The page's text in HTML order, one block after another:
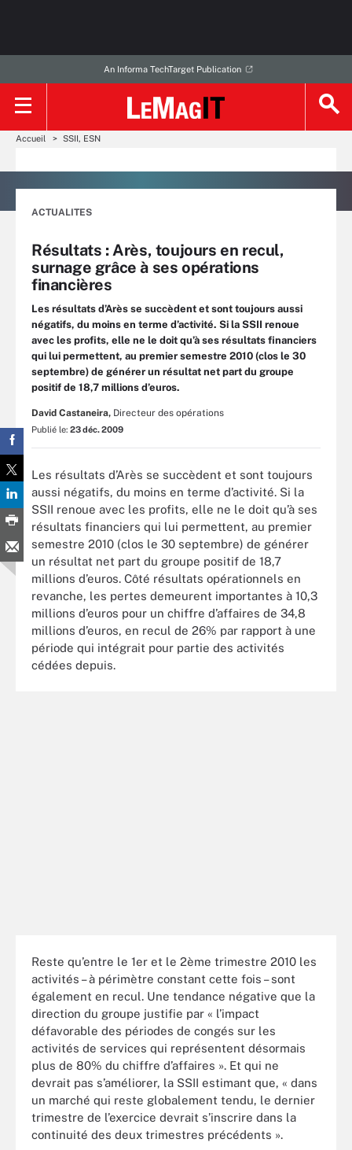
An Informa TechTarget Publication
Accueil SSII, ESN
ACTUALITES
Résultats : Arès, toujours en recul,
surnage grâce à ses opérations
financières
Les résultats d’Arès se succèdent et sont toujours aussi
négatifs, du moins en terme d’activité. Si la SSII renoue
avec les profits, elle ne le doit qu’à ses résultats financiers
qui lui permettent, au premier semestre 2010 (clos le 30
septembre) de générer un résultat net part du groupe
positif de 18,7 millions d’euros.
David Castaneira, Directeur des opérations
Publié le: 23 déc. 2009
Les résultats d’Arès se succèdent et sont toujours
aussi négatifs, du moins en terme d’activité. Si la
SSII renoue avec les profits, elle ne le doit qu’à ses
résultats financiers qui lui permettent, au premier
semestre 2010 (clos le 30 septembre) de générer
un résultat net part du groupe positif de 18,7
millions d’euros. Côté résultats opérationnels en
revanche, les pertes demeurent importantes à 10,3
millions d’euros pour un chiffre d’affaires de 34,8
millions d’euros, en recul de 26% par rapport à une
période qui intégrait pour partie des activités
cédées depuis.
Reste qu’entre le 1er et le 2ème trimestre 2010 les
activités – à périmètre constant cette fois – sont
également en recul. Une tendance négative que la
direction du groupe justifie par « l’impact
défavorable des périodes de congés sur les
activités de services qui représentent désormais
plus de 80% du chiffre d’affaires ». Et qui ne
devrait pas s’améliorer, la SSII estimant que, « dans
un marché qui reste globalement tendu, le dernier
trimestre de l’exercice devrait s’inscrire dans la
continuité des deux trimestres précédents ».